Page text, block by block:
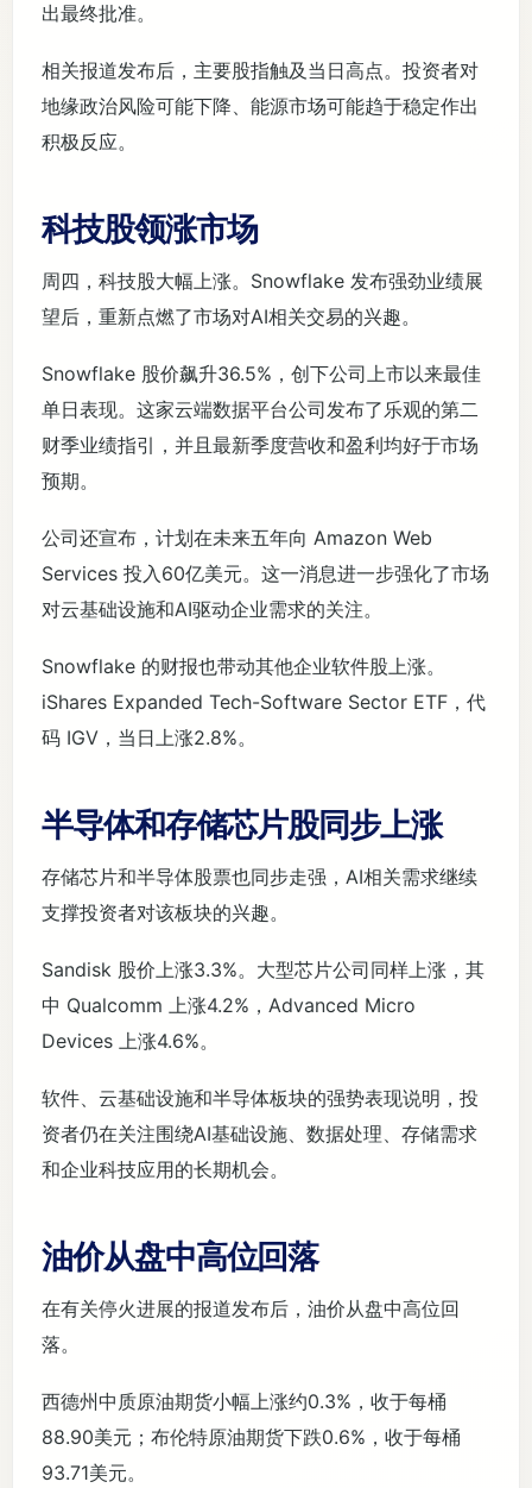
出最终批准。
相关报道发布后，主要股指触及当日高点。投资者对
地缘政治风险可能下降、能源市场可能趋于稳定作出
积极反应。
科技股领涨市场
周四，科技股大幅上涨。Snowflake 发布强劲业绩展
望后，重新点燃了市场对AI相关交易的兴趣。
Snowflake 股价飙升36.5%，创下公司上市以来最佳
单日表现。这家云端数据平台公司发布了乐观的第二
财季业绩指引，并且最新季度营收和盈利均好于市场
预期。
公司还宣布，计划在未来五年向 Amazon Web
Services 投入60亿美元。这一消息进一步强化了市场
对云基础设施和AI驱动企业需求的关注。
Snowflake 的财报也带动其他企业软件股上涨。
iShares Expanded Tech-Software Sector ETF，代
码 IGV，当日上涨2.8%。
半导体和存储芯片股同步上涨
存储芯片和半导体股票也同步走强，AI相关需求继续
支撑投资者对该板块的兴趣。
Sandisk 股价上涨3.3%。大型芯片公司同样上涨，其
中 Qualcomm 上涨4.2%，Advanced Micro
Devices 上涨4.6%。
软件、云基础设施和半导体板块的强势表现说明，投
资者仍在关注围绕AI基础设施、数据处理、存储需求
和企业科技应用的长期机会。
油价从盘中高位回落
在有关停火进展的报道发布后，油价从盘中高位回
落。
西德州中质原油期货小幅上涨约0.3%，收于每桶
88.90美元；布伦特原油期货下跌0.6%，收于每桶
93.71美元。